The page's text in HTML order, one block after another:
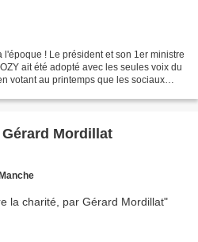
! Le président et son 1er ministre
ait été adopté avec les seules voix du
votant au printemps que les sociaux
Mordillat